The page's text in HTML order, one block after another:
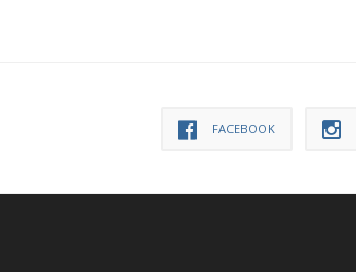
FACEBOOK